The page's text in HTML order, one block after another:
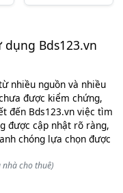
Bds123.vn
nhiều nguồn và nhiều
được kiểm chứng,
đến Bds123.vn việc tìm
được cập nhật rõ ràng,
chóng lựa chọn được
cho thuê)